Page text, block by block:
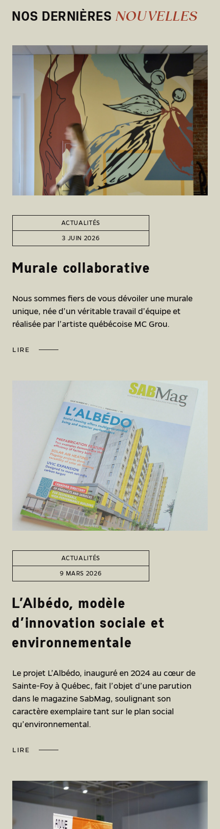
NOS DERNIÈRESNOUVELLES
ACTUALITÉS
3 JUIN 2026
Murale collaborative
Nous sommes fiers de vous dévoiler une murale
unique, née d’un véritable travail d’équipe et
réalisée par l’artiste québécoise MC Grou.
LIRE
ACTUALITÉS
9 MARS 2026
L’Albédo, modèle
d’innovation sociale et
environnementale
Le projet L’Albédo, inauguré en 2024 au cœur de
Sainte-Foy à Québec, fait l’objet d’une parution
dans le magazine SabMag, soulignant son
caractère exemplaire tant sur le plan social
qu’environnemental.
LIRE